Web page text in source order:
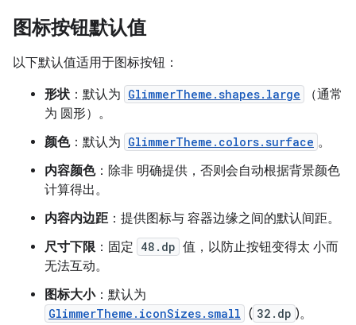
图标按钮默认值
以下默认值适用于图标按钮：
形状 ：默认为 GlimmerTheme.shapes.large
（通常
为 圆形）。
颜色：默认为 GlimmerTheme.colors.surface 。
内容颜色：除非 明确提供，否则会自动根据背景颜色
计算得出。
内容内边距 ：提供图标与 容器边缘之间的默认间距。
尺寸下限 ：固定 48.dp 值，以防止按钮变得太 小而
无法互动。
图标大小：默认为
GlimmerTheme.iconSizes.small ( 32.dp )。